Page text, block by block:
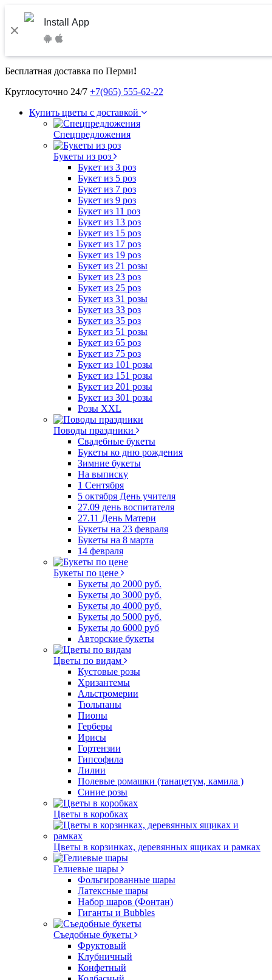
Install App
Бесплатная доставка по Перми!
Круглосуточно 24/7 +7(965) 555-62-22
Купить цветы с доставкой
Спецпредложения
Букеты из роз
Букет из 3 роз
Букет из 5 роз
Букет из 7 роз
Букет из 9 роз
Букет из 11 роз
Букет из 13 роз
Букет из 15 роз
Букет из 17 роз
Букет из 19 роз
Букет из 21 розы
Букет из 23 роз
Букет из 25 роз
Букет из 31 розы
Букет из 33 роз
Букет из 35 роз
Букет из 51 розы
Букет из 65 роз
Букет из 75 роз
Букет из 101 розы
Букет из 151 розы
Букет из 201 розы
Букет из 301 розы
Розы XXL
Поводы праздники
Свадебные букеты
Букеты ко дню рождения
Зимние букеты
На выписку
1 Сентября
5 октября День учителя
27.09 день воспитателя
27.11 День Матери
Букеты на 23 февраля
Букеты на 8 марта
14 февраля
Букеты по цене
Букеты до 2000 руб.
Букеты до 3000 руб.
Букеты до 4000 руб.
Букеты до 5000 руб.
Букеты до 6000 руб
Авторские букеты
Цветы по видам
Кустовые розы
Хризантемы
Альстромерии
Тюльпаны
Пионы
Герберы
Ирисы
Гортензии
Гипсофила
Лилии
Полевые ромашки (танацетум, камила )
Синие розы
Цветы в коробках
Цветы в корзинках, деревянных ящиках и рамках
Гелиевые шары
Фольгированные шары
Латексные шары
Набор шаров (Фонтан)
Гиганты и Bubbles
Съедобные букеты
Фруктовый
Клубничный
Конфетный